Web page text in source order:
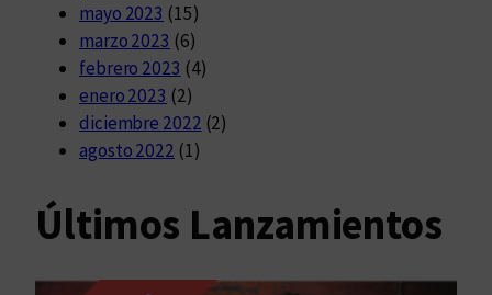
mayo 2023 (15)
marzo 2023 (6)
febrero 2023 (4)
enero 2023 (2)
diciembre 2022 (2)
agosto 2022 (1)
Últimos Lanzamientos